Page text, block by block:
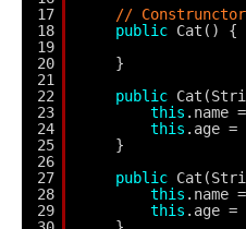
17
18
19
20
21
22
23
24
25
26
27
28
29
//
public Cat() {
}
public
this .name
this .age =
}
public
this .name
this .age =